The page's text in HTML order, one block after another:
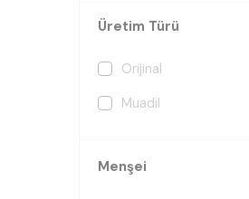
Üretim Türü
Orijinal
Muadil
Menşei